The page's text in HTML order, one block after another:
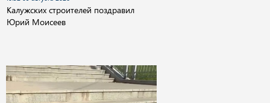
Калужских строителей поздравил
Юрий Моисеев